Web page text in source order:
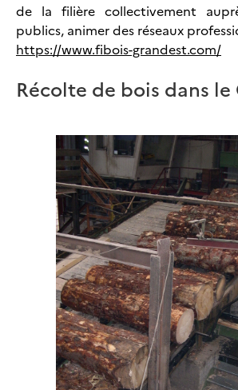
de la filière collectivement
publics, animer des réseaux
https://www.fibois-grandest.com/
Récolte de bois dans le